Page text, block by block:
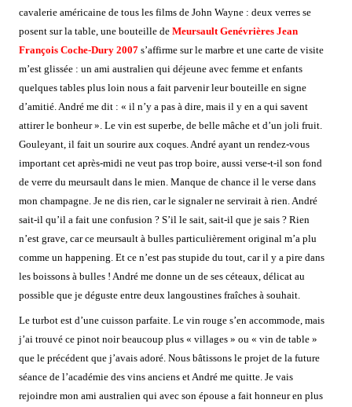
cavalerie américaine de tous les films de John Wayne : deux verres se
posent sur la table, une bouteille de Meursault Genévrières Jean
François Coche-Dury 2007 s’affirme sur le marbre et une carte de visite
m’est glissée : un ami australien qui déjeune avec femme et enfants
quelques tables plus loin nous a fait parvenir leur bouteille en signe
d’amitié. André me dit : « il n’y a pas à dire, mais il y en a qui savent
attirer le bonheur ». Le vin est superbe, de belle mâche et d’un joli fruit.
Gouleyant, il fait un sourire aux coques. André ayant un rendez-vous
important cet après-midi ne veut pas trop boire, aussi verse-t-il son fond
de verre du meursault dans le mien. Manque de chance il le verse dans
mon champagne. Je ne dis rien, car le signaler ne servirait à rien. André
sait-il qu’il a fait une confusion ? S’il le sait, sait-il que je sais ? Rien
n’est grave, car ce meursault à bulles particulièrement original m’a plu
comme un happening. Et ce n’est pas stupide du tout, car il y a pire dans
les boissons à bulles ! André me donne un de ses céteaux, délicat au
possible que je déguste entre deux langoustines fraîches à souhait.
Le turbot est d’une cuisson parfaite. Le vin rouge s’en accommode, mais
j’ai trouvé ce pinot noir beaucoup plus « villages » ou « vin de table »
que le précédent que j’avais adoré. Nous bâtissons le projet de la future
séance de l’académie des vins anciens et André me quitte. Je vais
rejoindre mon ami australien qui avec son épouse a fait honneur en plus